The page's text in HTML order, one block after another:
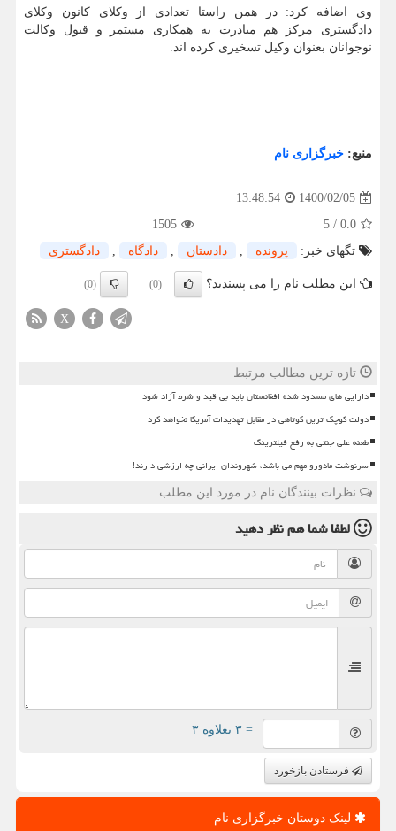
وی اضافه کرد: در همن راستا تعدادی از وکلای کانون وکلای
دادگستری مرکز هم مبادرت به همکاری مستمر و قبول وکالت
نوجوانان بعنوان وکیل تسخیری کرده اند.
منبع: خبرگزاری نام
1400/02/05
13:48:54
0.0
/
5
1505
تگهای خبر:
پرونده , دادستان , دادگاه , دادگستری
این مطلب نام را می پسندید؟ (0)
(0)
X
تازه ترین مطالب مرتبط
دارایی های مسدود شده افغانستان باید بی قید و شرط آزاد شود
دولت کوچک ترین کوتاهی در مقابل تهدیدات آمریکا نخواهد کرد
طعنه علی جنتی به رفع فیلترینگ
سرنوشت مادورو مهم می باشد، شهروندان ایرانی چه ارزشی دارند!
نظرات بینندگان نام در مورد این مطلب
لطفا شما همنظر دهید
= ۳ بعلاوه ۳
فرستادن بازخورد
لینک دوستان خبرگزاری نام